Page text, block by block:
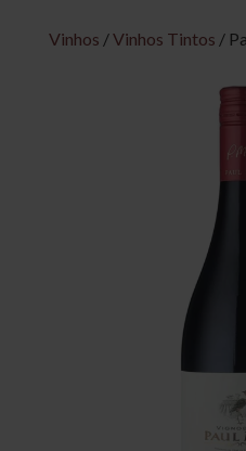
Vinhos /Vinhos Tintos /